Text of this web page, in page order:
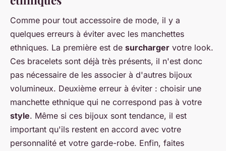
Comme pour tout accessoire de mode, il y a
quelques erreurs à éviter avec les manchettes
ethniques. La première est de surcharger votre look.
Ces bracelets sont déjà très présents, il n'est donc
pas nécessaire de les associer à d'autres bijoux
volumineux. Deuxième erreur à éviter : choisir une
manchette ethnique qui ne correspond pas à votre
style. Même si ces bijoux sont tendance, il est
important qu'ils restent en accord avec votre
personnalité et votre garde-robe. Enfin, faites